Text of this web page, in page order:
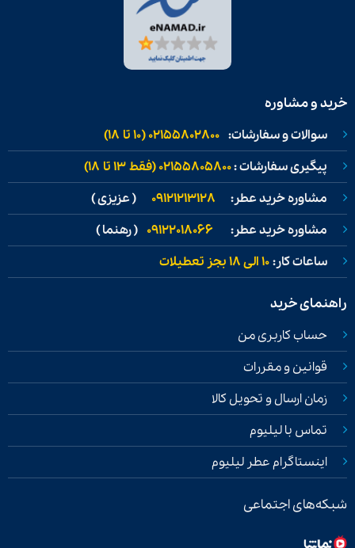
خرید و مشاوره
سوالات و سفارشات: 02155802800 (۱۰ تا ۱۸)
پیگیری سفارشات :02155805800 (فقط ۱۳ تا ۱۸)
مشاوره خرید عطر: 09121213128 ( عزیزی )
مشاوره خرید عطر: 09122018066 ( رهنما )
ساعات کار:۱۰ الی ۱۸ بجز تعطیلات
راهنمای خرید
حساب کاربری من
قوانین و مقررات
زمان ارسال و تحویل کالا
تماس با لیلیوم
اینستاگرام عطر لیلیوم
شبکه‌های اجتماعی